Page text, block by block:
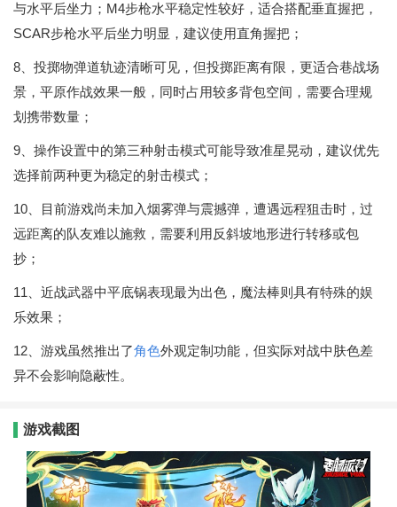
与水平后坐力；M4步枪水平稳定性较好，适合搭配垂直握把，
SCAR步枪水平后坐力明显，建议使用直角握把；
8、投掷物弹道轨迹清晰可见，但投掷距离有限，更适合巷战场
景，平原作战效果一般，同时占用较多背包空间，需要合理规
划携带数量；
9、操作设置中的第三种射击模式可能导致准星晃动，建议优先
选择前两种更为稳定的射击模式；
10、目前游戏尚未加入烟雾弹与震撼弹，遭遇远程狙击时，过
远距离的队友难以施救，需要利用反斜坡地形进行转移或包
抄；
11、近战武器中平底锅表现最为出色，魔法棒则具有特殊的娱
乐效果；
12、游戏虽然推出了角色外观定制功能，但实际对战中肤色差
异不会影响隐蔽性。
游戏截图